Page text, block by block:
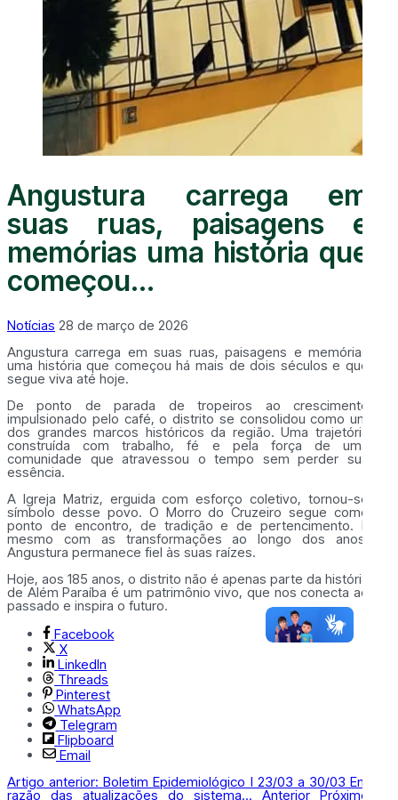
Angustura carrega em
suas ruas, paisagens e
memórias uma história que
começou...
Notícias 28 de março de 2026
Angustura carrega em suas ruas, paisagens e memórias
uma história que começou há mais de dois séculos e que
segue viva até hoje.
De ponto de parada de tropeiros ao crescimento
impulsionado pelo café, o distrito se consolidou como um
dos grandes marcos históricos da região. Uma trajetória
construída com trabalho, fé e pela força de uma
comunidade que atravessou o tempo sem perder sua
essência.
A Igreja Matriz, erguida com esforço coletivo, tornou-se
símbolo desse povo. O Morro do Cruzeiro segue como
ponto de encontro, de tradição e de pertencimento. E
mesmo com as transformações ao longo dos anos,
Angustura permanece fiel às suas raízes.
Hoje, aos 185 anos, o distrito não é apenas parte da história
de Além Paraíba é um patrimônio vivo, que nos conecta ao
passado e inspira o futuro.
Facebook
X
LinkedIn
Threads
Pinterest
WhatsApp
Telegram
Flipboard
Email
Artigo anterior: Boletim Epidemiológico l 23/03 a 30/03 Em
razão das atualizações do sistema... Anterior Próximo